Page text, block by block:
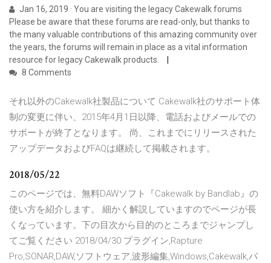
Jan 16, 2019 · You are visiting the legacy Cakewalk forums
Please be aware that these forums are read-only, but thanks to
the many valuable contributions of this amazing community over
the years, the forums will remain in place as a vital information
resource for legacy Cakewalk products.
8 Comments
それ以外のCakewalk社製品について Cakewalk社のサポート体
制の変更に伴い、2015年4月1日以降、電話およびメールでの
サポートが終了となります。 尚、これまでにリリースされた
アップデータおよびFAQは継続して掲載されます。
2018/05/22
このページでは、無料DAWソフト『Cakewalk by Bandlab』の
使い方を紹介します。 細かく解説していますのでページが長
くなっています。下の目次から目的のところまでジャンプし
てご覧ください 2018/04/30 プラグイン,Rapture
Pro,SONAR,DAW,ソフトウェア,波形編集,Windows,Cakewalk,パ